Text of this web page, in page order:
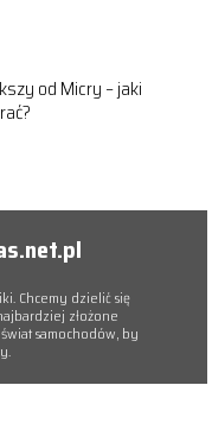
od Micry – jaki
Chcemy dzielić się
złożone
samochodów, by